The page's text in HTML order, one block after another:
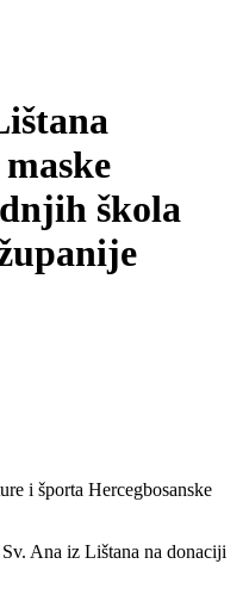
škola
i športa Hercegbosanske
Ana iz Lištana na donaciji